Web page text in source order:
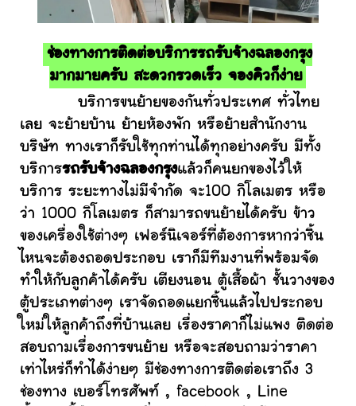
ช่องทางการติดต่อบริการรถรับจ้างฉลองกรุง
มากมายครับ สะดวกรวดเร็ว จองคิวก็ง่าย
บริการขนย้ายของกันทั่วประเทศ ทั่วไทย
เลย จะย้ายบ้าน ย้ายห้องพัก หรือย้ายสำนักงาน
บริษัท ทางเราก็รับใช้ทุกท่านได้ทุกอย่างครับ มีทั้ง
บริการรถรับจ้างฉลองกรุงแล้วก็คนยกของไว้ให้
บริการ ระยะทางไม่มีจำกัด จะ100 กิโลเมตร หรือ
ว่า 1000 กิโลเมตร ก็สามารถขนย้ายได้ครับ ข้าว
ของเครื่องใช้ต่างๆ เฟอร์นิเจอร์ที่ต้องการหากว่าชิ้น
ไหนจะต้องถอดประกอบ เราก็มีทีมงานที่พร้อมจัด
ทำให้กับลูกค้าได้ครับ เตียงนอน ตู้เสื้อผ้า ชั้นวางของ
ตู้ประเภทต่างๆ เราจัดถอดแยกชิ้นแล้วไปประกอบ
ใหม่ให้ลูกค้าถึงที่บ้านเลย เรื่องราคาก็ไม่แพง ติดต่อ
สอบถามเรื่องการขนย้าย หรือจะสอบถามว่าราคา
เท่าไหร่ก็ทำได้ง่ายๆ มีช่องทางการติดต่อเราถึง 3
ช่องทาง เบอร์โทรศัพท์ , facebook , Line